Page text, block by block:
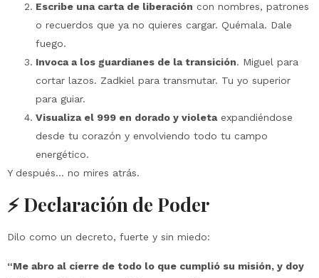
Escribe una carta de liberación con nombres, patrones
o recuerdos que ya no quieres cargar. Quémala. Dale
fuego.
Invoca a los guardianes de la transición. Miguel para
cortar lazos. Zadkiel para transmutar. Tu yo superior
para guiar.
Visualiza el 999 en dorado y violetaexpandiéndose
desde tu corazón y envolviendo todo tu campo
energético.
Y después… no mires atrás.
⚡ Declaración de Poder
Dilo como un decreto, fuerte y sin miedo:
“Me abro al cierre de todo lo que cumplió su misión, y doy